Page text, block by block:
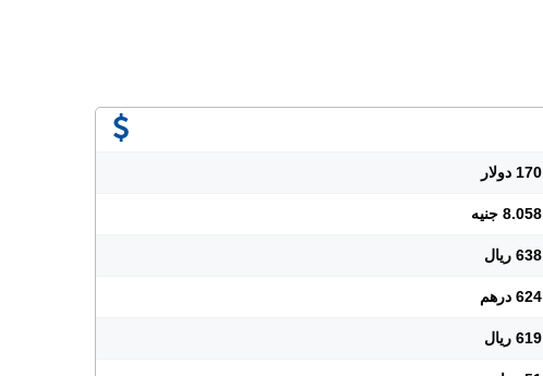
170 دولار
8.058 جنيه
638 ريال
624 درهم
619 ريال